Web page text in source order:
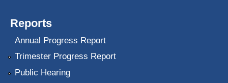
Reports
Annual Progress Report
Trimester Progress Report
Public Hearing